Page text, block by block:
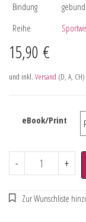
Bindung
Reihe
15,90 €
und inkl. Versand (D, A, CH)
eBook/Print
- +